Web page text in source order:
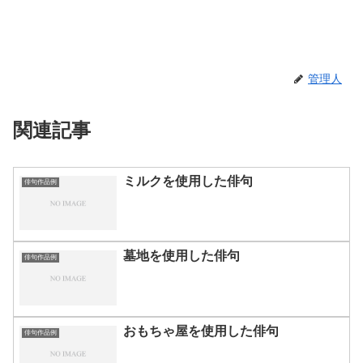
管理人
関連記事
俳句作品例 ミルクを使用した俳句
俳句作品例 墓地を使用した俳句
俳句作品例 おもちゃ屋を使用した俳句